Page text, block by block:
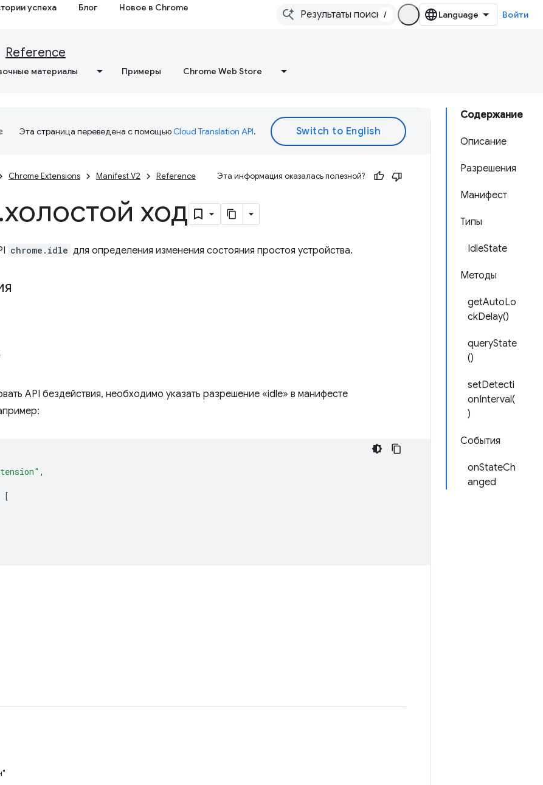
успеха Блог Новое в Chrome
/ Войти
Reference
материалы Примеры Chrome Web Store
Содержание
Описание
Разрешения
Манифест
Типы
IdleState
Методы
getAutoLo
ckDelay()
queryState
()
setDetecti
onInterval(
)
События
onStateCh
anged
Эта страница переведена с помощьюCloud Translation API.
Chrome Extensions Manifest V2 Reference Эта информация оказалась полезной?
.холостой ход
chrome.idle для определения изменения состояния простоя устройства.
API бездействия, необходимо указать разрешение «idle» в манифесте
,
[